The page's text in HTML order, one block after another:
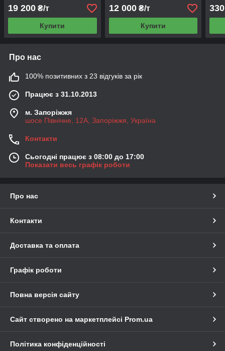
19 200 ₴/т
Купити
12 000₴/т
Купити
330
Про нас
100% позитивних з 23 відгуків за рік
Працює з 31.10.2013
м. Запоріжжя
шосе Північне, 12А, Запоріжжя, Україна
Контакти
Сьогодні працює з 08:00 до 17:00
Показати весь графік роботи
Про нас
Контакти
Доставка та оплата
Графік роботи
Повна версія сайту
Сайт створено на маркетплейсі Prom.ua
Політика конфіденційності